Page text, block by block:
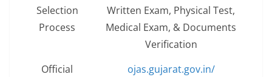
Selection
Process
Written Exam, Physical Test,
Medical Exam, & Documents
Verification
Official
ojas.gujarat.gov.in/